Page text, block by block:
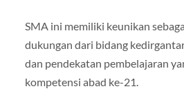
SMA ini memiliki keunikan
dukungan dari bidang
dan pendekatan pembelajaran
kompetensi abad ke-21.